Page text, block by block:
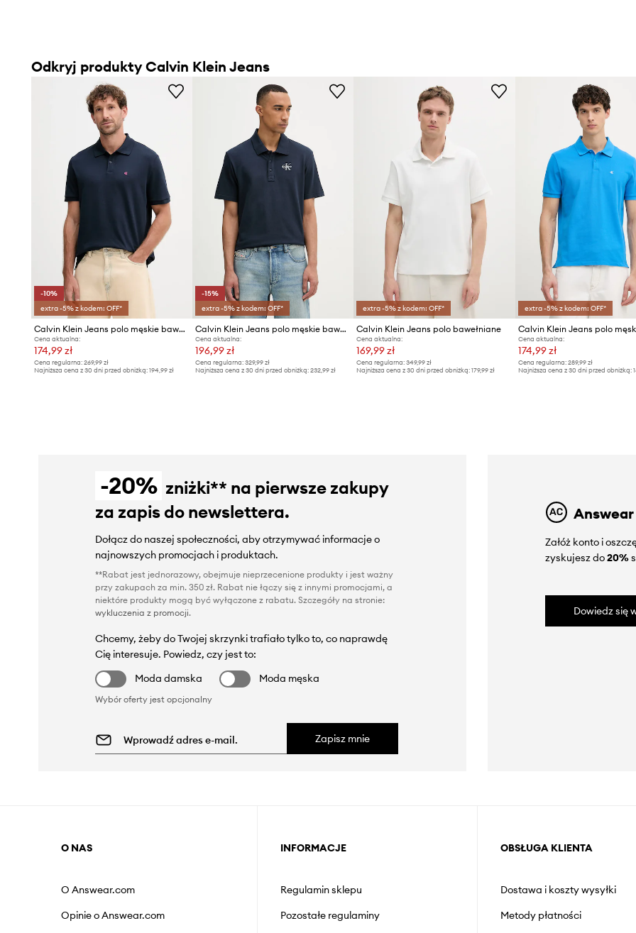
Odkryj produkty Calvin Klein Jeans
-10%
extra -5% z kodem: OFF*
Calvin Klein Jeans polo męskie bawełniane
Cena aktualna:
174,99 zł
Cena regularna: 269,99 zł
Najniższa cena z 30 dni przed obniżką: 194,99 zł
-15%
extra -5% z kodem: OFF*
Calvin Klein Jeans polo męskie bawełniane
Cena aktualna:
196,99 zł
Cena regularna:329,99 zł
Najniższa cena z 30 dni przed obniżką:232,99 zł
extra -5% z kodem: OFF*
Calvin Klein Jeans polo bawełniane
Cena aktualna:
169,99 zł
Cena regularna: 349,99 zł
Najniższa cena z 30 dni przed obniżką: 179,99 zł
extra -5% z kodem: OFF*
Cena aktualna:
174,99 zł
Cena regularna: 289,99 zł
Najniższa cena z 30 dni przed obniżką:
-20% zniżki** na pierwsze zakupy
za zapis do newslettera.
Dołącz do naszej społeczności, aby otrzymywać informacje o
najnowszych promocjach i produktach.
**Rabat jest jednorazowy, obejmuje nieprzecenione produkty i jest ważny
przy zakupach za min. 350 zł. Rabat nie łączy się z innymi promocjami, a
niektóre produkty mogą być wyłączone z rabatu. Szczegóły na stronie:
wykluczenia z promocji.
Chcemy, żeby do Twojej skrzynki trafiało tylko to, co naprawdę
Cię interesuje. Powiedz, czy jest to:
Moda damska
Moda męska
Wybór oferty jest opcjonalny
Zapisz mnie
Załóż konto i
zyskujesz do20%
Dowiedz się
O NAS
O Answear.com
Opinie o Answear.com
INFORMACJE
Regulamin sklepu
Pozostałe regulaminy
OBSŁUGA KLIENTA
Dostawa i koszty wysyłki
Metody płatności